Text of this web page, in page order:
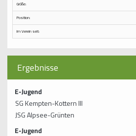
Größe:
Position:
Im Verein seit:
Ergebnisse
E-Jugend
SG Kempten-Kottern III
JSG Alpsee-Grünten
E-Jugend